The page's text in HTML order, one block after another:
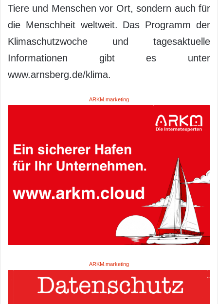
Tiere und Menschen vor Ort, sondern auch für
die Menschheit weltweit. Das Programm der
Klimaschutzwoche und tagesaktuelle
Informationen gibt es unter
www.arnsberg.de/klima.
ARKM.marketing
ARKM.marketing